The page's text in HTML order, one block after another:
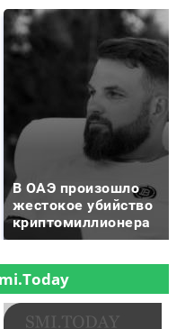
В ОАЭ произошло
жестокое убийство
криптомиллионера